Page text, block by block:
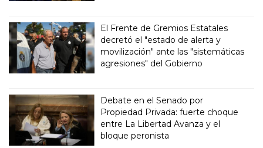
El Frente de Gremios Estatales
decretó el "estado de alerta y
movilización" ante las "sistemáticas
agresiones" del Gobierno
Debate en el Senado por
Propiedad Privada: fuerte choque
entre La Libertad Avanza y el
bloque peronista